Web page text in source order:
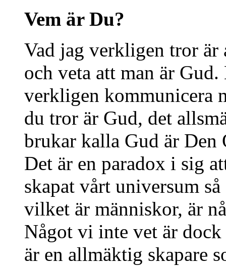
Vem är Du?
Vad jag verkligen tror är
och veta att man är
verkligen kommunicera
du tror är Gud, det
brukar kalla Gud är Den
Det är en paradox i sig
skapat vårt universum
vilket är människor, är
Något vi inte vet är
är en allmäktig skapare